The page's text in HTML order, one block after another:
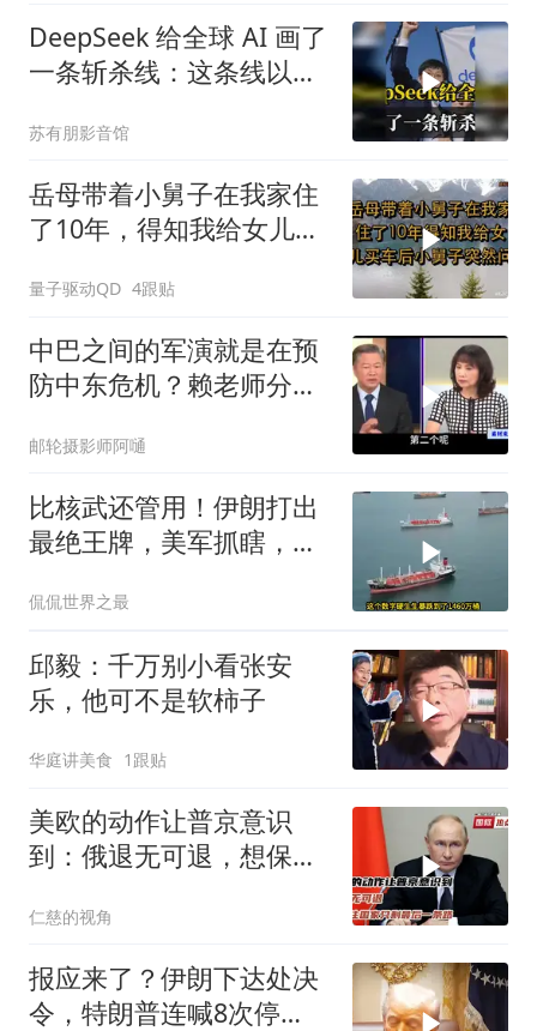
DeepSeek 给全球 AI 画了
一条斩杀线：这条线以下
苏有朋影音馆
岳母带着小舅子在我家住
了10年，得知我给女儿买
量子驱动QD 4跟贴
中巴之间的军演就是在预
防中东危机？赖老师分析
邮轮摄影师阿嗵
比核武还管用！伊朗打出
最绝王牌，美军抓瞎，白
侃侃世界之最
邱毅：千万别小看张安
乐，他可不是软柿子
华庭讲美食 1跟贴
美欧的动作让普京意识
到：俄退无可退，想保住
仁慈的视角
报应来了？伊朗下达处决
令，特朗普连喊8次停